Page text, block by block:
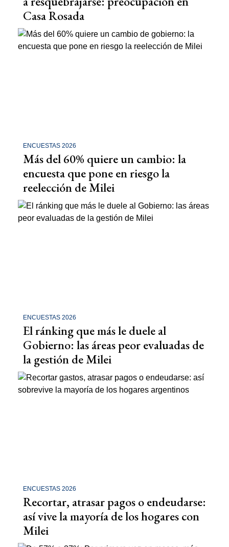
Casa Rosada
ENCUESTAS 2026
Más del 60% quiere un cambio: la
encuesta que pone en riesgo la
reelección de Milei
ENCUESTAS 2026
El ránking que más le duele al
Gobierno: las áreas peor evaluadas de
la gestión de Milei
ENCUESTAS 2026
Recortar, atrasar pagos o endeudarse:
así vive la mayoría de los hogares con
Milei